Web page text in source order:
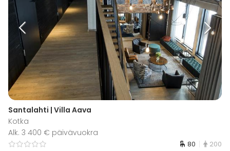
Santalahti | Villa Aava
Kotka
Alk. 3 400 € päivävuokra
80 200